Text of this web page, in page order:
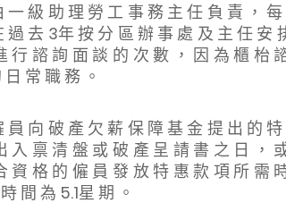
助 理 勞 工 事 務 主 任 負 責 ， 每
去 3年 按 分 區 辦 事 處 及 主 任 安
行 諮 詢 面 談 的 次 數 ， 因 為 櫃 枱
常 職 務 。
向 破 產 欠 薪 保 障 基 金 提 出 的
入 禀 清 盤 或 破 產 呈 請 書 之 日 ，
資 格 的 僱 員 發 放 特 惠 款 項 所 需
間 為 5.1星 期 。